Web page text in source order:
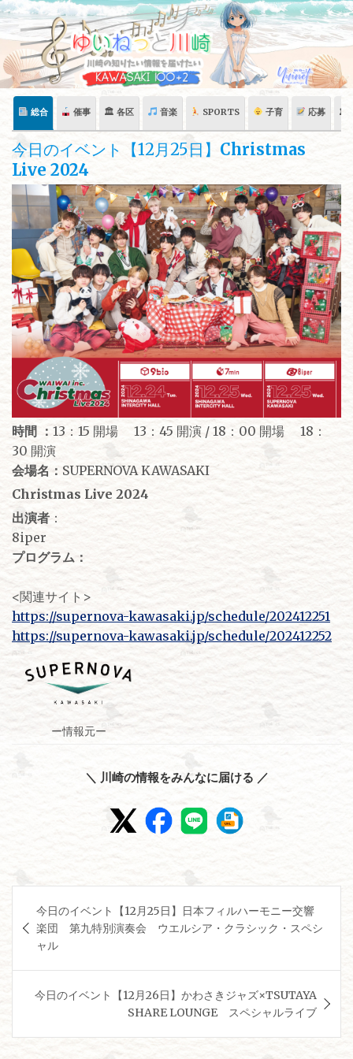
Skip
content
総合 催事 🏛 各区 音楽 SPORTS 子育 応募 🏛
今日のイベント【12月25日】 Christmas
Live 2024
時間 ： 13：15 開場 13：45 開演 / 18：00 開場 18：
30 開演
会場名： SUPERNOVA KAWASAKI
Christmas Live 2024
出演者 ：
8iper
プログラム：
<関連サイト>
https://supernova-kawasaki.jp/schedule/202412251
https://supernova-kawasaki.jp/schedule/202412252
ー情報元ー
＼ 川崎の情報をみんなに届ける ／
稿
ビ
今日のイベント【12月25日】日本フィルハーモニー交響
楽団 第九特別演奏会 ウエルシア・クラシック・スペシ
ャル
今日のイベント【12月26日】かわさきジャズ×TSUTAYA
SHARE LOUNGE スペシャルライブ